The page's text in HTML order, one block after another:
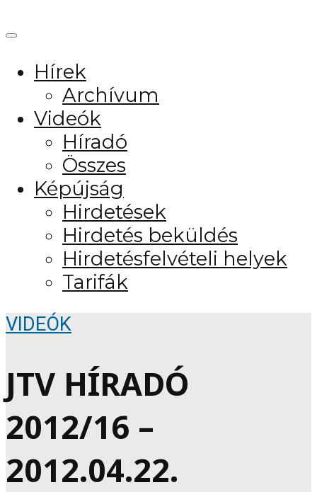
Hírek
Archívum
Videók
Híradó
Összes
Képújság
Hirdetések
Hirdetés beküldés
Hirdetésfelvételi helyek
Tarifák
VIDEÓK
JTV HÍRADÓ
2012/16 –
2012.04.22.